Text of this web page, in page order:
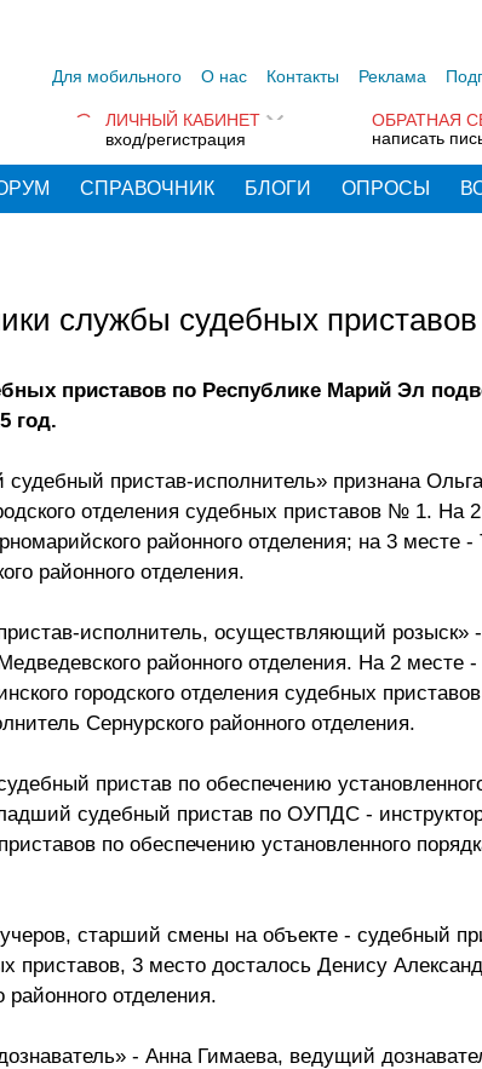
Для мобильного О нас Контакты Реклама
ОБРАТНАЯ
написать
ЛИЧНЫЙ КАБИНЕТ
вход/регистрация
СПРАВОЧНИК БЛОГИ ОПРОСЫ
службы судебных
приставов по Республике Марий Эл
год.
пристав-исполнитель» признана
отделения судебных приставов № 1. На
районного отделения; на 3 месте
районного отделения.
исполнитель, осуществляющий розыск»
районного отделения. На 2
городского отделения судебных
Сернурского районного отделения.
пристав по обеспечению
судебный пристав по ОУПДС -
по обеспечению установленного
старший смены на объекте - судебный
приставов, 3 место досталось Денису
отделения.
- Анна Гимаева, ведущий